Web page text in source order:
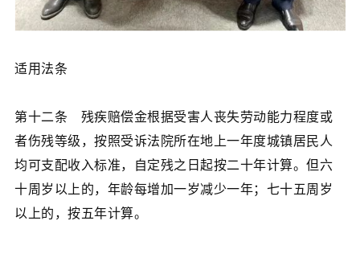
适用法条
第十二条 残疾赔偿金根据受害人丧失劳动能力程度或
者伤残等级，按照受诉法院所在地上一年度城镇居民人
均可支配收入标准，自定残之日起按二十年计算。但六
十周岁以上的，年龄每增加一岁减少一年；七十五周岁
以上的，按五年计算。